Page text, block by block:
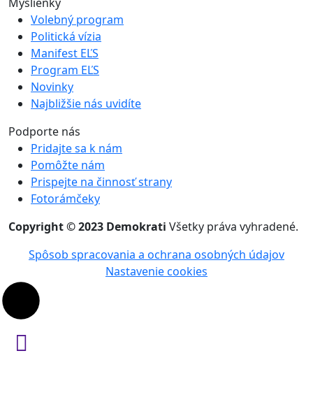
Volebný program
Politická vízia
Manifest EĽS
Program EĽS
Novinky
Najbližšie nás uvidíte
Podporte nás
Pridajte sa k nám
Pomôžte nám
Prispejte na činnosť strany
Fotorámčeky
Copyright © 2023 Demokrati Všetky práva vyhradené.
Spôsob spracovania a ochrana osobných údajov
Nastavenie cookies